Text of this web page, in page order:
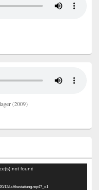
(2009)
not found
12/Luftbestattung.mp4?_=1